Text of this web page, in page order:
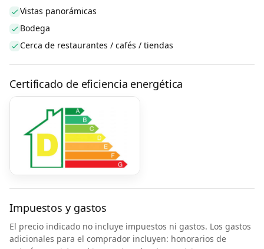
Vistas panorámicas
Bodega
Cerca de restaurantes / cafés / tiendas
Certificado de eficiencia energética
Impuestos y gastos
El precio indicado no incluye impuestos ni gastos. Los gastos
adicionales para el comprador incluyen: honorarios de